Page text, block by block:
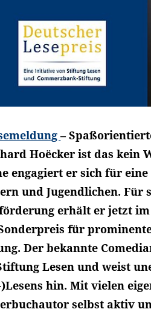
–
Hoëcker ist das kein
engagiert er sich für
und Jugendlichen. Für
erhält er jetzt im
für
Der bekannte
Lesen und weist
hin. Mit vielen
selbst aktiv